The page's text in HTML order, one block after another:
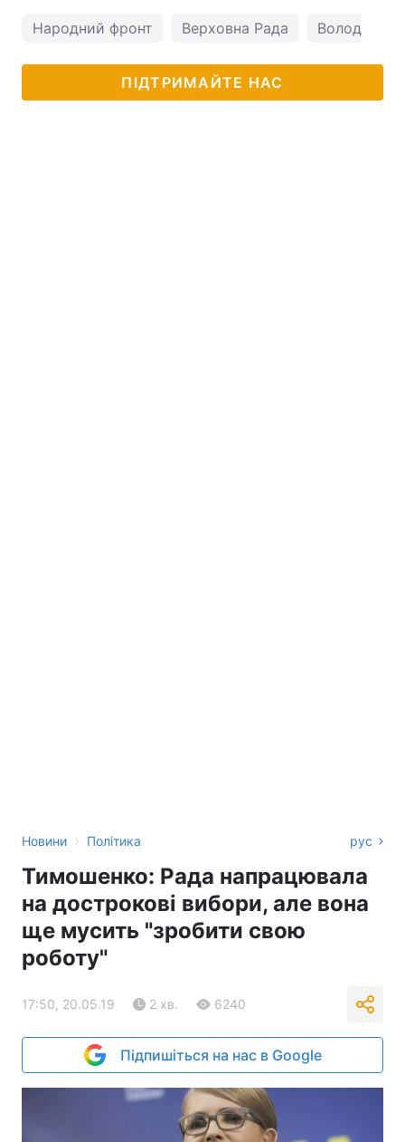
Народний фронт Верховна Рада Володимир
ПІДТРИМАЙТЕ НАС
Новини › Політика рус
Тимошенко: Рада напрацювала
на дострокові вибори, але вона
ще мусить "зробити свою
роботу"
17:50, 20.05.19 2 хв. 6240
Підпишіться на нас в Google